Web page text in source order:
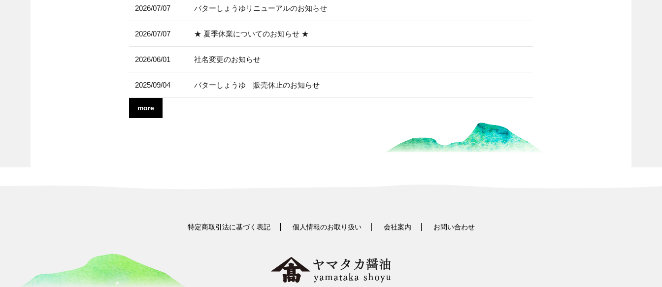
2026/07/07 バターしょうゆリニューアルのお知らせ
2026/07/07 ★ 夏季休業についてのお知らせ ★
2026/06/01 社名変更のお知らせ
2025/09/04 バターしょうゆ 販売休止のお知らせ
more
特定商取引法に基づく表記 個人情報のお取り扱い 会社案内 お問い合わせ